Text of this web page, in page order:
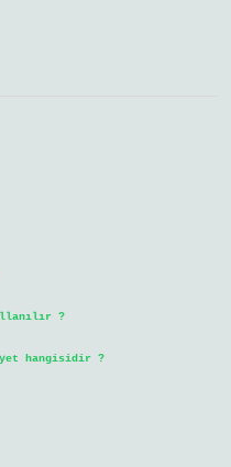
?
hangisidir ?